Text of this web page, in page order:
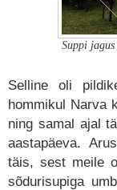
Suppi
Selline oli
hommikul Narva
ning samal ajal
aastapäeva.
täis, sest meile
sõdurisupiga